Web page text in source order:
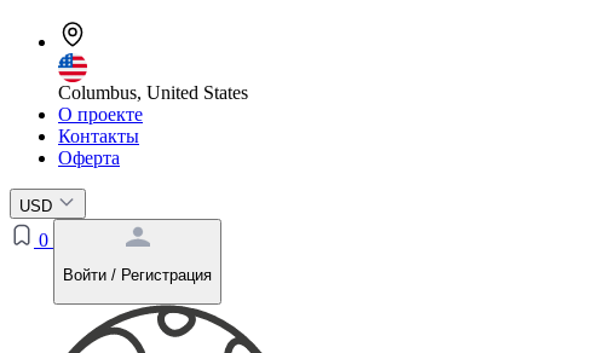
Columbus, United States
О проекте
Контакты
Оферта
USD
0
Войти / Регистрация